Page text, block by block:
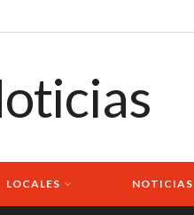
LOCALES NOTICIAS